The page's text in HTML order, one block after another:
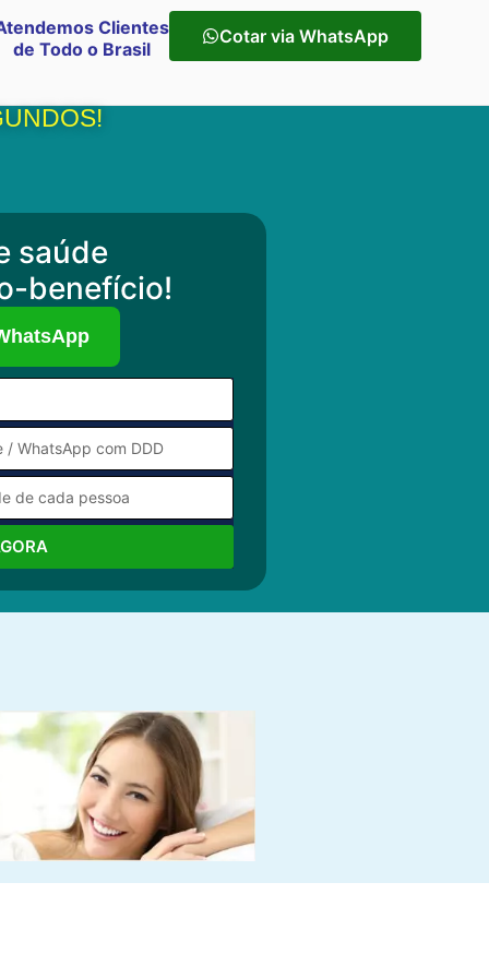
Clientes
de Todo o Brasil
Cotar via WhatsApp
saúde
benefício!